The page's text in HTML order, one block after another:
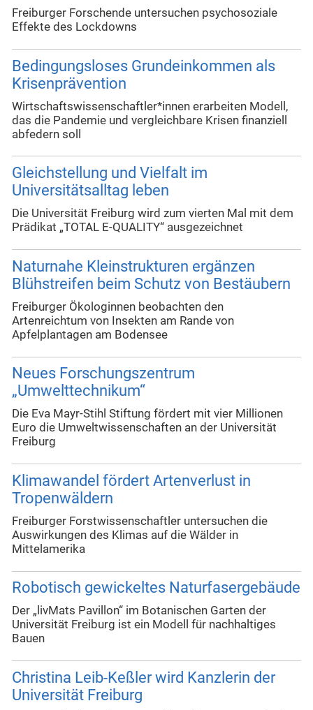
Freiburger Forschende untersuchen psychosoziale
Effekte des Lockdowns
Bedingungsloses Grundeinkommen als
Krisenprävention
Wirtschaftswissenschaftler*innen erarbeiten Modell,
das die Pandemie und vergleichbare Krisen finanziell
abfedern soll
Gleichstellung und Vielfalt im
Universitätsalltag leben
Die Universität Freiburg wird zum vierten Mal mit dem
Prädikat „TOTAL E-QUALITY“ ausgezeichnet
Naturnahe Kleinstrukturen ergänzen
Blühstreifen beim Schutz von Bestäubern
Freiburger Ökologinnen beobachten den
Artenreichtum von Insekten am Rande von
Apfelplantagen am Bodensee
Neues Forschungszentrum
„Umwelttechnikum“
Die Eva Mayr-Stihl Stiftung fördert mit vier Millionen
Euro die Umweltwissenschaften an der Universität
Freiburg
Klimawandel fördert Artenverlust in
Tropenwäldern
Freiburger Forstwissenschaftler untersuchen die
Auswirkungen des Klimas auf die Wälder in
Mittelamerika
Robotisch gewickeltes Naturfasergebäude
Der „livMats Pavillon“ im Botanischen Garten der
Universität Freiburg ist ein Modell für nachhaltiges
Bauen
Christina Leib-Keßler wird Kanzlerin der
Universität Freiburg